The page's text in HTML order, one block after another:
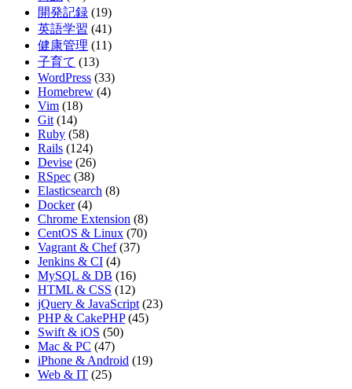
開発記録 (19)
英語学習 (41)
健康管理 (11)
子育て (13)
WordPress (33)
Homebrew (4)
Vim (18)
Git (14)
Ruby (58)
Rails (124)
Devise (26)
RSpec (38)
Elasticsearch (8)
Docker(4)
Chrome Extension (8)
CentOS & Linux (70)
Vagrant & Chef(37)
Jenkins & CI (4)
MySQL & DB (16)
HTML & CSS (12)
jQuery & JavaScript (23)
PHP & CakePHP(45)
Swift & iOS (50)
Mac & PC (47)
iPhone & Android (19)
Web & IT (25)